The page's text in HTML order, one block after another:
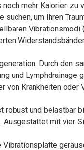
mehr Kalorien zu
suchen, um Ihren
Vibrationsmodi
Durch den
und Lymphdrainage
von Krankheiten oder
robust und belastbar
mit vier